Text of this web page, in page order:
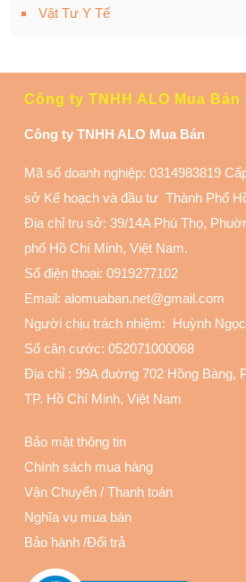
Vật Tư Y Tế
Công ty TNHH ALO Mua Bán
Công ty TNHH ALO Mua Bán
Mã số doanh nghiệp: 0314983819
sở Kế hoạch và đầu tư Thành Phố
Địa chỉ trụ sở: 39/14A Phú Thọ,
phố Hồ Chí Minh, Việt Nam.
Số điện thoại: 0919277102
Email: alomuaban.net@gmail.com
Người chịu trách nhiệm: Huỳnh
Số căn cước: 052071000068
Địa chỉ : 99A đuờng 702 Hồng Bàng,
TP. Hồ Chí Minh, Việt Nam
Bảo mật thông tin
Chính sách mua hàng
Vận Chuyển / Thanh toán
Nghĩa vụ mua bán
Bảo hành /Đổi trả